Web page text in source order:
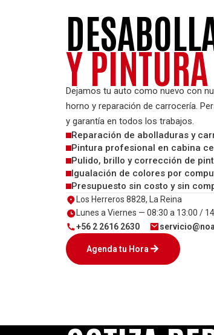
Y PINTURA
Dejamos tu auto como nuevo con
horno y reparación de carrocería.
y garantía en todos los trabajos.
Reparación de abolladuras y
Pintura profesional en cabina
Pulido, brillo y corrección de
Igualación de colores por
Presupuesto sin costo y sin
Los Herreros 8828, La Reina
Lunes a Viernes — 08:30 a 13:00 /
+56 2 2616 2630
Agenda tu Hora